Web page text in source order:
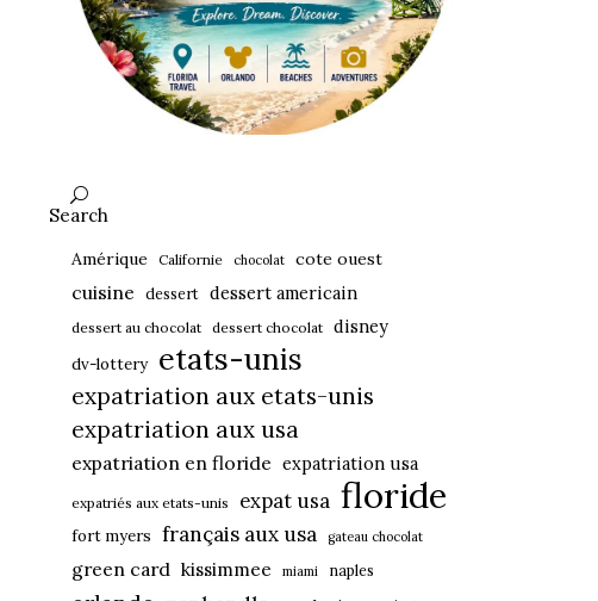
Search
Amérique Californie chocolat cote ouest
cuisine dessert dessert americain
dessert au chocolat dessert chocolat disney
dv-lottery etats-unis
expatriation aux etats-unis
expatriation aux usa
expatriation en floride expatriation usa
expatriés aux etats-unis expat usa floride
fort myers français aux usa gateau chocolat
green card kissimmee miami naples